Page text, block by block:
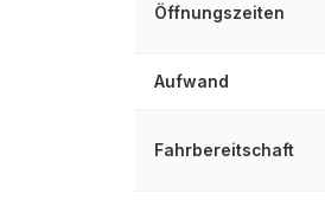
Öffnungszeiten
Aufwand
Fahrbereitschaft